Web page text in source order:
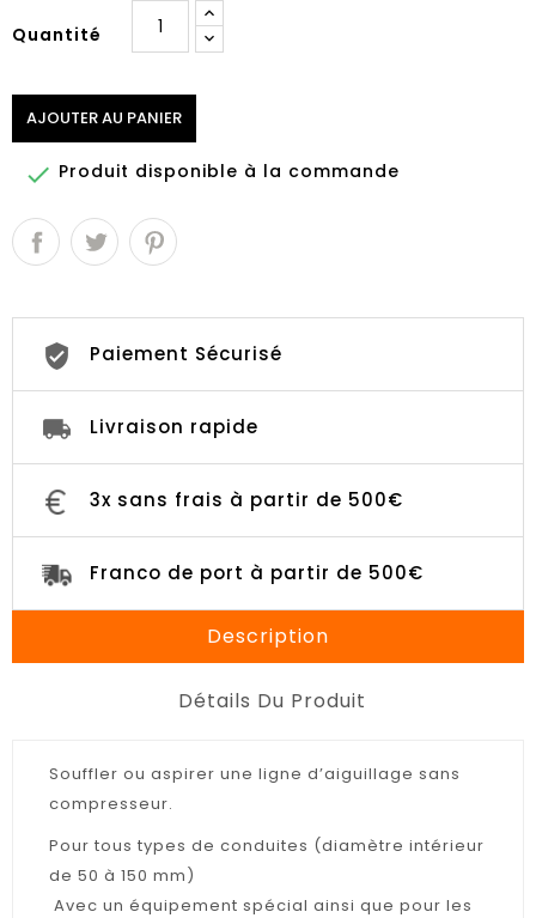
Quantité
AJOUTER AU PANIER
 Produit disponible à la commande
Paiement Sécurisé
Livraison rapide
3x sans frais à partir de 500€
Franco de port à partir de 500€
Description
Détails Du Produit
Souffler ou aspirer une ligne d’aiguillage sans
compresseur.
Pour tous types de conduites (diamètre intérieur
de 50 à 150 mm)
Avec un équipement spécial ainsi que pour les